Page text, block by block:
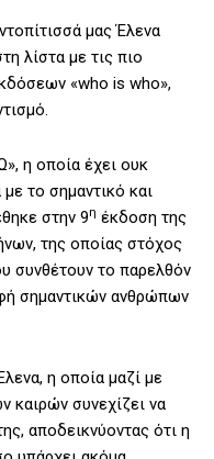
μας Έλενα
λίστα με τις πιο
«who is who»,
η οποία έχει ουκ
το σημαντικό και
στην 9η έκδοση της
της οποίας στόχος
συνθέτουν το παρελθόν
σημαντικών ανθρώπων
η οποία μαζί με
καιρών συνεχίζει να
αποδεικνύοντας ότι η